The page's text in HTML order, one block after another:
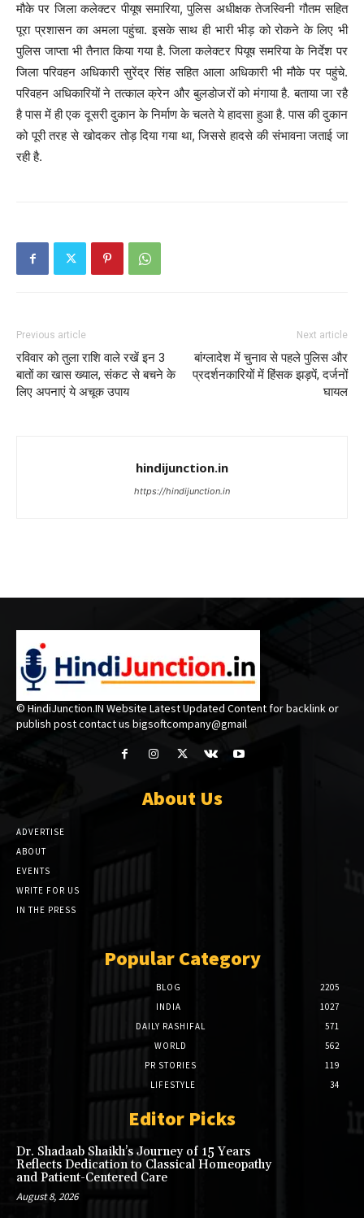
मौके पर जिला कलेक्टर पीयूष समारिया, पुलिस अधीक्षक तेजस्विनी गौतम सहित
पूरा प्रशासन का अमला पहुंचा. इसके साथ ही भारी भीड़ को रोकने के लिए भी
पुलिस जाप्ता भी तैनात किया गया है. जिला कलेक्टर पियूष समरिया के निर्देश पर
जिला परिवहन अधिकारी सुरेंद्र सिंह सहित आला अधिकारी भी मौके पर पहुंचे.
परिवहन अधिकारियों ने तत्काल क्रेन और बुलडोजरों को मंगाया है. बताया जा रहै
है पास में ही एक दूसरी दुकान के निर्माण के चलते ये हादसा हुआ है. पास की दुकान
को पूरी तरह से खोदकर तोड़ दिया गया था, जिससे हादसे की संभावना जताई जा
रही है.
Previous article
रविवार को तुला राशि वाले रखें इन 3
बातों का खास ख्याल, संकट से बचने के
लिए अपनाएं ये अचूक उपाय
Next article
बांग्लादेश में चुनाव से पहले पुलिस और
प्रदर्शनकारियों में हिंसक झड़पें, दर्जनों
घायल
hindijunction.in
https://hindijunction.in
© HindiJunction.IN Website Latest Updated Content for backlink or
publish post contact us bigsoftcompany@gmail
About Us
ADVERTISE
ABOUT
EVENTS
WRITE FOR US
IN THE PRESS
Popular Category
BLOG
2205
INDIA
1027
DAILY RASHIFAL
571
WORLD
562
PR STORIES
119
LIFESTYLE
34
Editor Picks
Dr. Shadaab Shaikh’s Journey of 15 Years
Reflects Dedication to Classical Homeopathy
and Patient-Centered Care
August 8, 2026